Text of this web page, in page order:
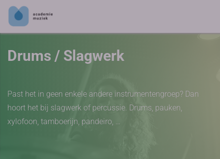
Drums / Slagwerk
Past het in geen enkele andere instrumentengroep? Dan
hoort het bij slagwerk of percussie. Drums, pauken,
xylofoon, tamboerijn, pandeiro, …